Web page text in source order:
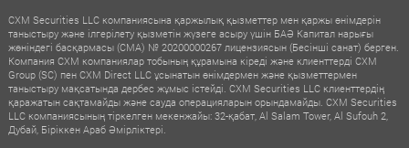
CXM Securities LLC компаниясына қаржылық қызметтер мен қаржы өнімдерін
таныстыру және ілгерілету қызметін жүзеге асыру үшін БАӘ Капитал нарығы
жөніндегі басқармасы (CMA) № 20200000267 лицензиясын (Бесінші санат) берген.
Компания CXM компаниялар тобының құрамына кіреді және клиенттерді CXM
Group (SC) пен CXM Direct LLC ұсынатын өнімдермен және қызметтермен
таныстыру мақсатында дербес жұмыс істейді. CXM Securities LLC клиенттердің
қаражатын сақтамайды және сауда операцияларын орындамайды. CXM Securities
LLC компаниясының тіркелген мекенжайы: 32-қабат, Al Salam Tower, Al Sufouh 2,
Дубай, Біріккен Араб Әмірліктері.